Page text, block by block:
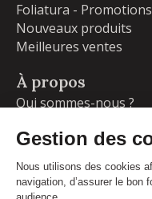
Foliatura - Promotions
Nouveaux produits
Meilleures ventes
À propos
Qui sommes-nous ?
Livraisons et retours
Blog
Votre compte